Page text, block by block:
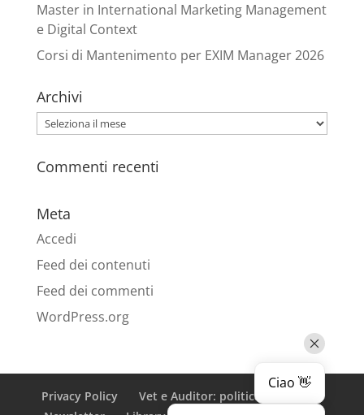
Master in International Marketing Management
e Digital Context
Corsi di Mantenimento per EXIM Manager 2026
Archivi
Archivi
Commenti recenti
Meta
Accedi
Feed dei contenuti
Feed dei commenti
WordPress.org
Privacy Policy
Vet e Auditor: politica privacy
Ciao 👋